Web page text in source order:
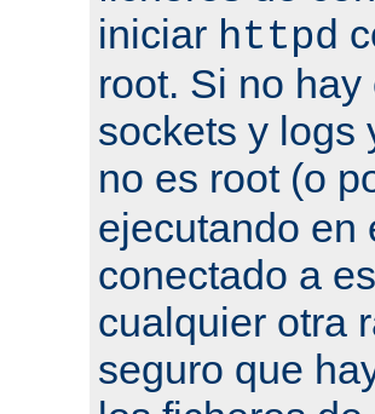
iniciar httpd
root. Si no
sockets y logs
no es root (o
ejecutando en
conectado a
cualquier otra
seguro que